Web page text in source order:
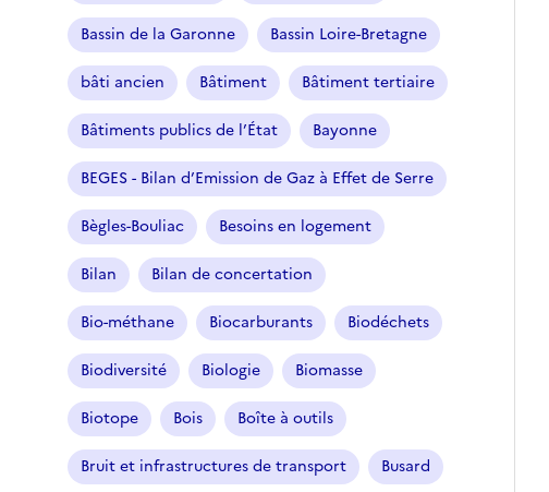
Bassin de la Garonne Bassin Loire-Bretagne
bâti ancien Bâtiment Bâtiment tertiaire
Bâtiments publics de l’État Bayonne
BEGES - Bilan d’Emission de Gaz à Effet de Serre
Bègles-Bouliac Besoins en logement
Bilan Bilan de concertation
Bio-méthane Biocarburants Biodéchets
Biodiversité Biologie Biomasse
Biotope Bois Boîte à outils
Bruit et infrastructures de transport Busard